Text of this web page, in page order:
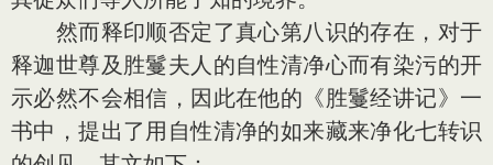
然而释印顺否定了真心第八识的存在，对于
释迦世尊及胜鬘夫人的自性清净心而有染污的开
示必然不会相信，因此在他的《胜鬘经讲记》一
书中，提出了用自性清净的如来藏来净化七转识